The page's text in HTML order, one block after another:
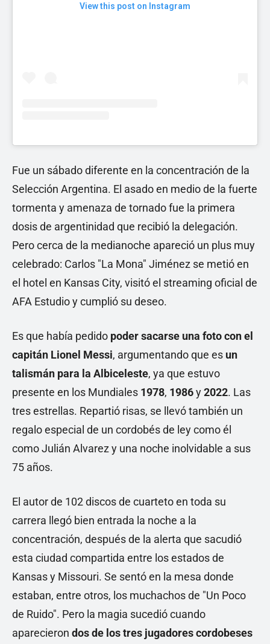
View this post on Instagram
Fue un sábado diferente en la concentración de la
Selección Argentina. El asado en medio de la fuerte
tormenta y amenaza de tornado fue la primera
dosis de argentinidad que recibió la delegación.
Pero cerca de la medianoche apareció un plus muy
celebrado: Carlos "La Mona" Jiménez se metió en
el hotel en Kansas City, visitó el streaming oficial de
AFA Estudio y cumplió su deseo.
Es que había pedido poder sacarse una foto con el
capitán Lionel Messi, argumentando que es un
talismán para la Albiceleste, ya que estuvo
presente en los Mundiales 1978, 1986y2022. Las
tres estrellas. Repartió risas, se llevó también un
regalo especial de un cordobés de ley como él
como Julián Alvarez y una noche inolvidable a sus
75 años.
El autor de 102 discos de cuarteto en toda su
carrera llegó bien entrada la noche a la
concentración, después de la alerta que sacudió
esta ciudad compartida entre los estados de
Kansas y Missouri. Se sentó en la mesa donde
estaban, entre otros, los muchachos de "Un Poco
de Ruido". Pero la magia sucedió cuando
aparecieron dos de los tres jugadores cordobeses